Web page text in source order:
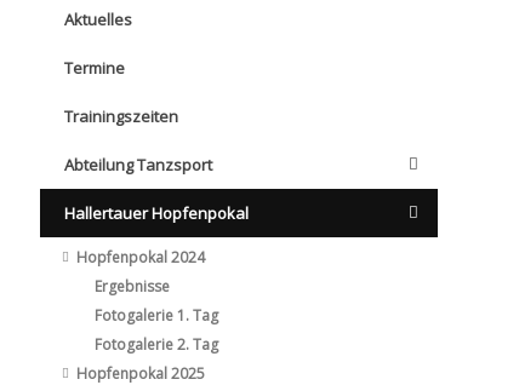
Aktuelles
Termine
Trainingszeiten
Abteilung Tanzsport
Hallertauer Hopfenpokal
Hopfenpokal 2024
Ergebnisse
Fotogalerie 1. Tag
Fotogalerie 2. Tag
Hopfenpokal 2025